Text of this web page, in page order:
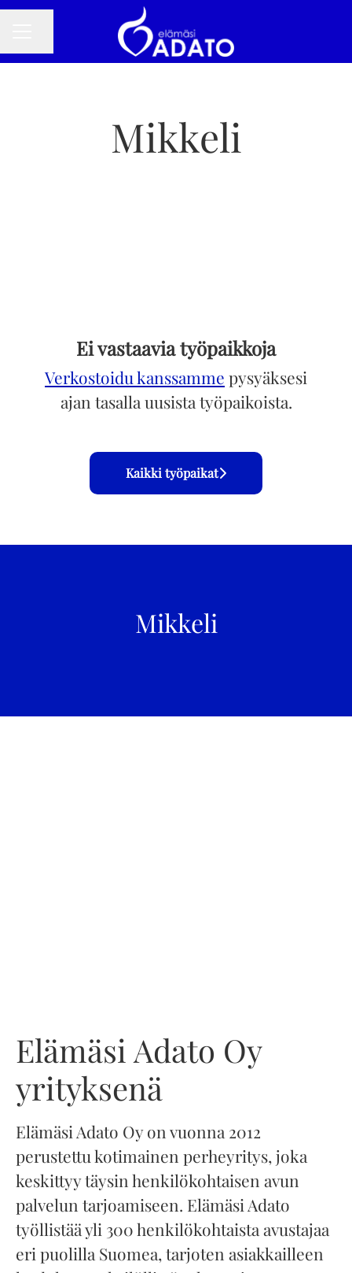
Mikkeli
Ei vastaavia työpaikkoja
Verkostoidu kanssamme pysyäksesi
ajan tasalla uusista työpaikoista.
Kaikki työpaikat
Mikkeli
Elämäsi Adato Oy
yrityksenä
Elämäsi Adato Oy on vuonna 2012
perustettu kotimainen perheyritys, joka
keskittyy täysin henkilökohtaisen avun
palvelun tarjoamiseen. Elämäsi Adato
työllistää yli 300 henkilökohtaista avustajaa
eri puolilla Suomea, tarjoten asiakkailleen